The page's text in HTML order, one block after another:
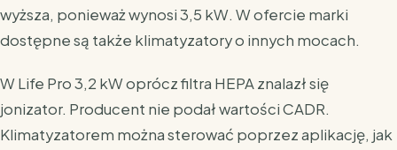
wyższa, ponieważ wynosi 3,5 kW. W ofercie marki
dostępne są także klimatyzatory o innych mocach.
W Life Pro 3,2 kW oprócz filtra HEPA znalazł się
jonizator. Producent nie podał wartości CADR.
Klimatyzatorem można sterować poprzez aplikację, jak